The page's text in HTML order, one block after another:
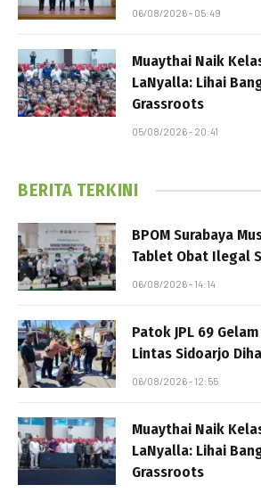
06/08/2026 - 05:49
Muaythai Naik
LaNyalla: Lihai
Grassroots
05/08/2026 - 20:41
BERITA TERKINI
BPOM Surabaya
Tablet Obat Ilegal
06/08/2026 - 14:14
Patok JPL 69
Lintas Sidoarjo
06/08/2026 - 12:55
Muaythai Naik
LaNyalla: Lihai
Grassroots